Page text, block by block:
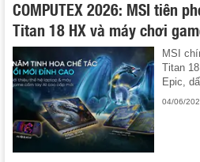
COMPUTEX 2026: MSI tiên
Titan 18 HX và máy chơi
MSI
Titan
Epic,
04/06/